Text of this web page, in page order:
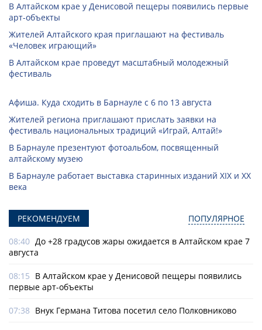
В Алтайском крае у Денисовой пещеры появились первые
арт-объекты
Жителей Алтайского края приглашают на фестиваль
«Человек играющий»
В Алтайском крае проведут масштабный молодежный
фестиваль
Афиша. Куда сходить в Барнауле с 6 по 13 августа
Жителей региона приглашают прислать заявки на
фестиваль национальных традиций «Играй, Алтай!»
В Барнауле презентуют фотоальбом, посвященный
алтайскому музею
В Барнауле работает выставка старинных изданий XIX и XX
века
РЕКОМЕНДУЕМ ПОПУЛЯРНОЕ
08:40 До +28 градусов жары ожидается в Алтайском крае 7
августа
08:15 В Алтайском крае у Денисовой пещеры появились
первые арт-объекты
07:38 Внук Германа Титова посетил село Полковниково